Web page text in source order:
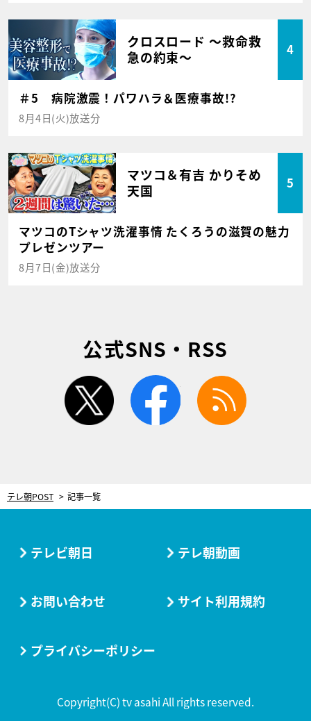
クロスロード ～救命救
急の約束～
4
＃5 病院激震！パワハラ＆医療事故!?
8月4日(火)放送分
マツコ＆有吉 かりそめ
天国
5
マツコのTシャツ洗濯事情 たくろうの滋賀の魅力
プレゼンツアー
8月7日(金)放送分
公式SNS・RSS
twitter facebook
テレ朝POST 記事一覧
テレビ朝日 テレ朝動画
お問い合わせ サイト利用規約
プライバシーポリシー
Copyright(C) tv asahi All rights reserved.